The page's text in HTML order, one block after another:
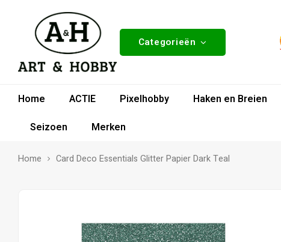
Categorieën
Home ACTIE Pixelhobby Haken en Breien
Seizoen
Merken
Home Card Deco Essentials Glitter Papier Dark Teal